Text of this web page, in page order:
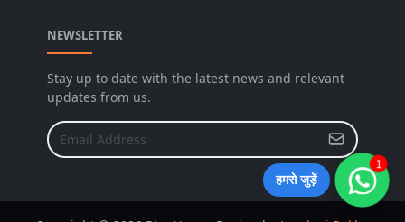
NEWSLETTER
Stay up to date with the latest news and relevant
updates from us.
हमसे जुड़ें
1